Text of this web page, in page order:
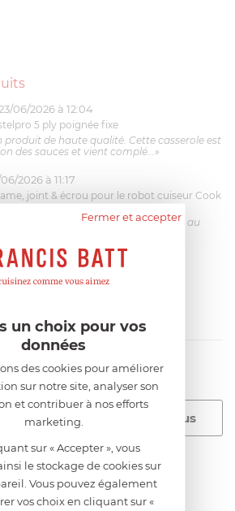
06/2026 à 12:04
5 ply poignée fixe
produit de haute qualité. Cette casserole est
des sauces et vient complé...»
2026 à 11:17
joint & écrou pour le robot cuiseur Cook
Magimix. L'écrou est un peu dur au
a été très rapide. ...»
à 09:43
11031/121/123/124
newsletter
Fermer et accepter
un choix pour vos
données
des cookies pour améliorer
sur notre site, analyser son
et contribuer à nos efforts
marketing.
sur « Accepter », vous
le stockage de cookies sur
Vous pouvez également
vos choix en cliquant sur «